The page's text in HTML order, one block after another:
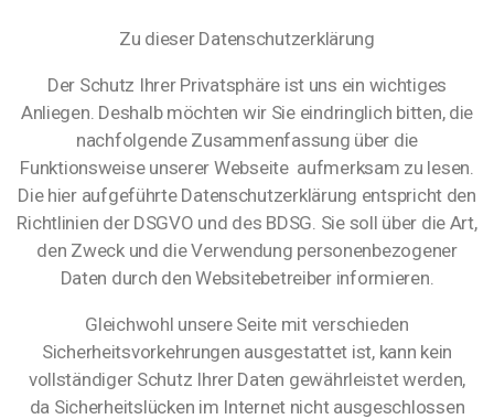
Zu dieser Datenschutzerklärung
Der Schutz Ihrer Privatsphäre ist uns ein wichtiges
Anliegen. Deshalb möchten wir Sie eindringlich bitten, die
nachfolgende Zusammenfassung über die
Funktionsweise unserer Webseite aufmerksam zu lesen.
Die hier aufgeführte Datenschutzerklärung entspricht den
Richtlinien der DSGVO und des BDSG. Sie soll über die Art,
den Zweck und die Verwendung personenbezogener
Daten durch den Websitebetreiber informieren.
Gleichwohl unsere Seite mit verschieden
Sicherheitsvorkehrungen ausgestattet ist, kann kein
vollständiger Schutz Ihrer Daten gewährleistet werden,
da Sicherheitslücken im Internet nicht ausgeschlossen